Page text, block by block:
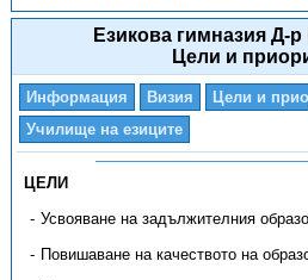
Езикова гимназия Д-
Цели и
Информация Визия Цели и
Училище на езиците
ЦЕЛИ
Усвояване на задължителния
Повишаване на качеството на